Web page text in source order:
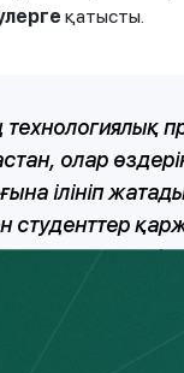
қатысты.
технологиялық
олар
ілініп
студенттер
меңгеруді
оқыту іс-